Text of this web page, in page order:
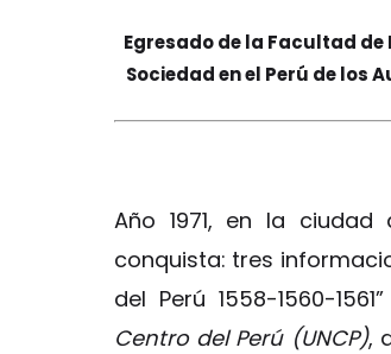
Egresado de la Facultad de
Sociedad en el Perú de los
Año 1971, en la
conquista: tres
del Perú 1558-1560-
Centro del Perú (UNCP),